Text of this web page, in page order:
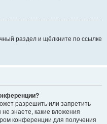
раздел и щёлкните по ссылке
разрешить или запретить
знаете, какие вложения
конференции для получения